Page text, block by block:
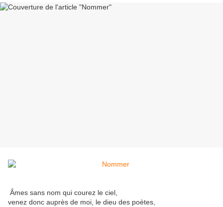
Âmes sans nom qui courez le ciel,
venez donc auprès de moi, le dieu des poètes,